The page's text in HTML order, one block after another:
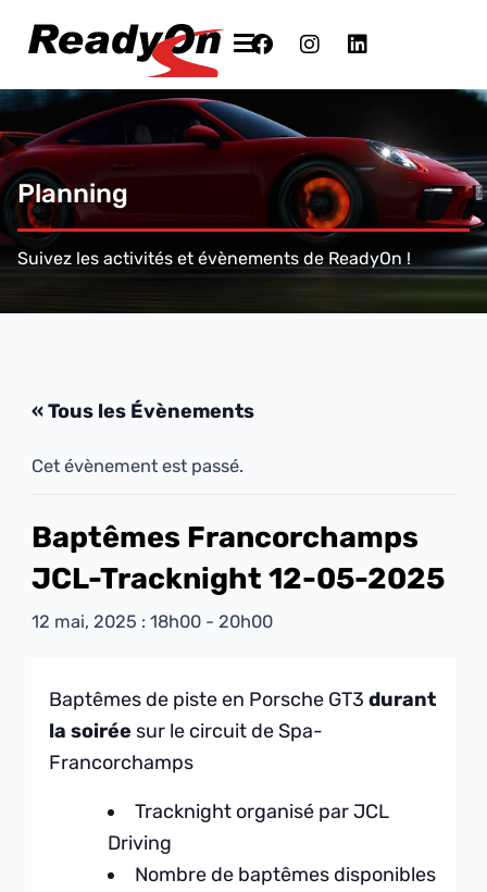
Planning
Suivez les activités et évènements de ReadyOn !
« Tous les Évènements
Cet évènement est passé.
Baptêmes Francorchamps
JCL-Tracknight 12-05-2025
12 mai, 2025 : 18h00- 20h00
Baptêmes de piste en Porsche GT3durant
la soirée sur le circuit de Spa-
Francorchamps
Tracknight organisé par JCL
Driving
Nombre de baptêmes disponibles